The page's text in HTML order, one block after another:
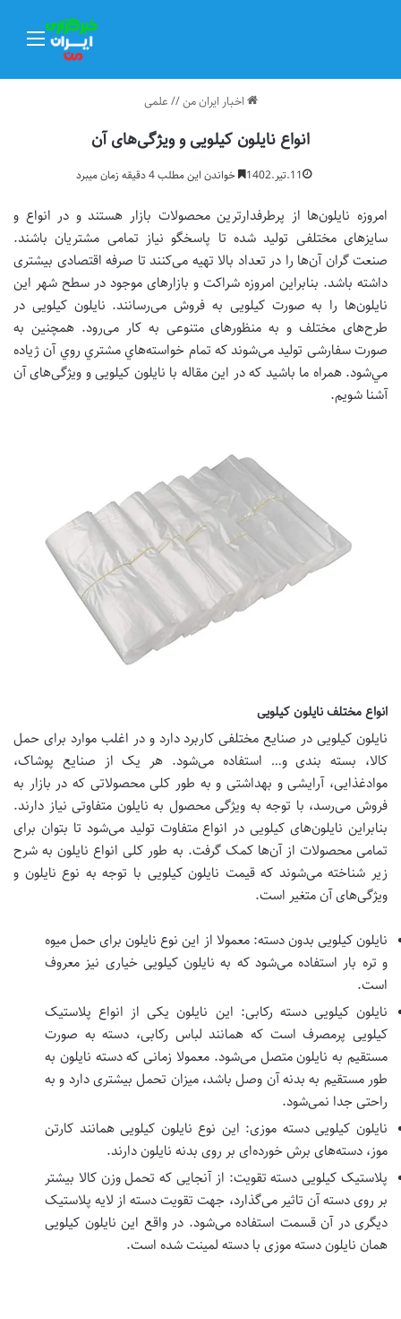
اخبار ایران من// علمی
انواع نایلون کیلویی و ویژگی‌های آن
11.تیر.1402 خواندن این مطلب 4 دقیقه زمان میبرد
امروزه نایلون‌ها از پرطرفدارترین محصولات بازار هستند و در انواع و
سایزهای مختلفی تولید شده تا پاسخگو نیاز تمامی مشتریان باشند.
صنعت گران آن‌ها را در تعداد بالا تهیه می‌کنند تا صرفه اقتصادی بیشتری
داشته باشد. بنابراین امروزه شراکت و بازارهای موجود در سطح شهر این
نایلون‌ها را به صورت کیلویی به فروش می‌رسانند. نایلون کیلویی در
طرح‌های مختلف و به منظورهای متنوعی به کار می‌رود. همچنین به
صورت سفارشی تولید می‌شوند که تمام خواسته‌هاي مشتري روي آن ژياده
مي‌شود. همراه ما باشید که در این مقاله با نایلون کیلویی و ویژگی‌های آن
آشنا شویم.
انواع مختلف نایلون کیلویی
نایلون کیلویی در صنایع مختلفی کاربرد دارد و در اغلب موارد برای حمل
کالا، بسته بندی و… استفاده می‌شود. هر یک از صنایع پوشاک،
موادغذایی، آرایشی و بهداشتی و به طور کلی محصولاتی که در بازار به
فروش می‌رسد، با توجه به ویژگی محصول به نایلون متفاوتی نیاز دارند.
بنابراین نایلون‌های کیلویی در انواع متفاوت تولید می‌شود تا بتوان برای
تمامی محصولات از آن‌ها کمک گرفت. به طور کلی انواع نایلون به شرح
زیر شناخته می‌شوند که قیمت نایلون کیلویی با توجه به نوع نایلون و
ویژگی‌های آن متغیر است.
نایلون کیلویی بدون دسته: معمولا از این نوع نایلون برای حمل میوه
و تره بار استفاده می‌شود که به نایلون کیلویی خیاری نیز معروف
است.
نایلون کیلویی دسته رکابی: این نایلون یکی از انواع پلاستیک
کیلویی پرمصرف است که همانند لباس رکابی، دسته به صورت
مستقیم به نایلون متصل می‌شود. معمولا زمانی که دسته نایلون به
طور مستقیم به بدنه آن وصل باشد، میزان تحمل بیشتری دارد و به
راحتی جدا نمی‌شود.
نایلون کیلویی دسته موزی: این نوع نایلون کیلویی همانند کارتن
موز، دسته‌های برش خورده‌ای بر روی بدنه نایلون دارند.
پلاستیک کیلویی دسته تقویت: از آنجایی که تحمل وزن کالا بیشتر
بر روی دسته آن تاثیر می‌گذارد، جهت تقویت دسته از لایه پلاستیک
دیگری در آن قسمت استفاده می‌شود. در واقع این نایلون کیلویی
همان نایلون دسته موزی با دسته لمینت شده است.